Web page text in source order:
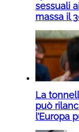
sessuali
massa il
La
può
l’Europa